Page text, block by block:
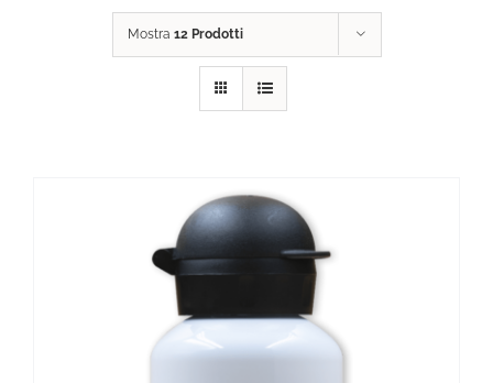
Mostra 12 Prodotti